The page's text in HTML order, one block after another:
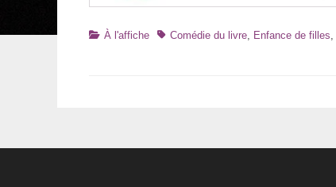
Catégories
À l'affiche TagsComédie du livre, Enfance de filles,